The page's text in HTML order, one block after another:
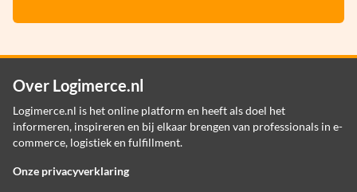
Over Logimerce.nl
Logimerce.nl is het online platform en heeft als doel het
informeren, inspireren en bij elkaar brengen van professionals in e-
commerce, logistiek en fulfillment.
Onze privacyverklaring